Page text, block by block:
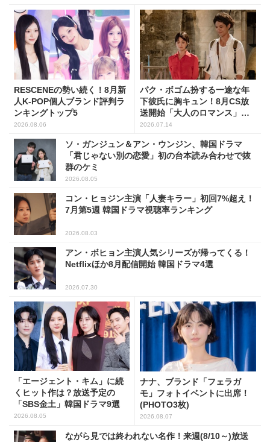
RESCENEの勢い続く！8月新
人K-POP個人ブランド評判ラ
ンキングトップ5
2026.08.06
パク・ボゴム扮する一途な年
下彼氏に胸キュン！8月CS放
送開始「大人のロマンス」韓
ドラ6選
2026.07.14
ソ・ガンジュン＆アン・ウンジン、韓国ドラマ
「君じゃない別の恋愛」初の台本読み合わせで抜
群のケミ
2026.08.05
コン・ヒョジン主演「人妻キラー」初回7%超え！
7月第5週 韓国ドラマ視聴率ランキング
2026.08.03
アン・ボヒョン主演人気シリーズが帰ってくる！
Netflixほか8月配信開始 韓国ドラマ4選
2026.07.30
「エージェント・キム」に続
くヒット作は？放送予定の
「SBS金土」韓国ドラマ9選
2026.08.05
ナナ、ブランド「フェラガ
モ」フォトイベントに出席！
(PHOTO3枚)
2026.08.07
ながら見では終われない名作！来週(8/10～)放送